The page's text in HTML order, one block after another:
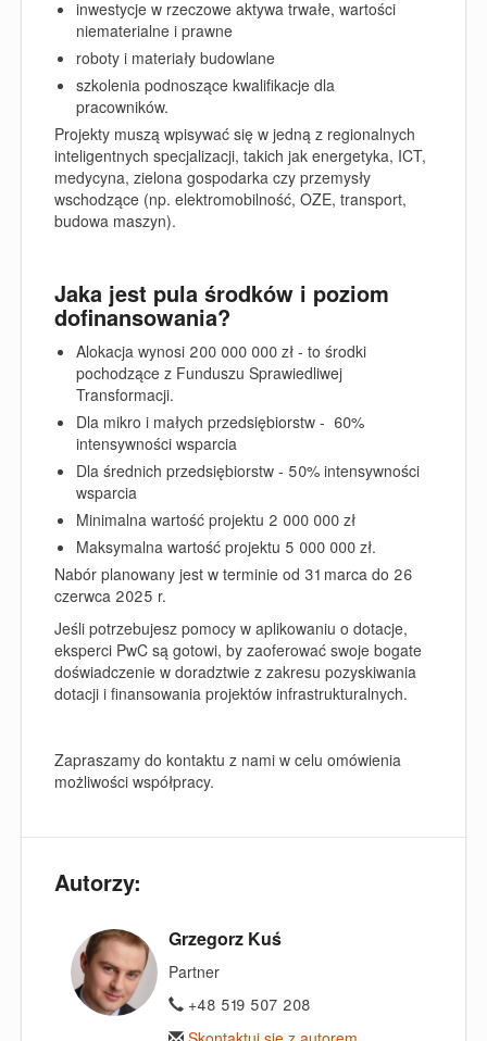
inwestycje w rzeczowe aktywa trwałe, wartości
niematerialne i prawne
roboty i materiały budowlane
szkolenia podnoszące kwalifikacje dla
pracowników.
Projekty muszą wpisywać się w jedną z regionalnych
inteligentnych specjalizacji, takich jak energetyka, ICT,
medycyna, zielona gospodarka czy przemysły
wschodzące (np. elektromobilność, OZE, transport,
budowa maszyn).
Jaka jest pula środków i poziom
dofinansowania?
Alokacja wynosi 200 000 000 zł - to środki
pochodzące z Funduszu Sprawiedliwej
Transformacji.
Dla mikro i małych przedsiębiorstw - 60%
intensywności wsparcia
Dla średnich przedsiębiorstw - 50% intensywności
wsparcia
Minimalna wartość projektu 2 000 000 zł
Maksymalna wartość projektu 5 000 000 zł.
Nabór planowany jest w terminie od 31 marca do 26
czerwca 2025 r.
Jeśli potrzebujesz pomocy w aplikowaniu o dotacje,
eksperci PwC są gotowi, by zaoferować swoje bogate
doświadczenie w doradztwie z zakresu pozyskiwania
dotacji i finansowania projektów infrastrukturalnych.
Zapraszamy do kontaktu z nami w celu omówienia
możliwości współpracy.
Autorzy:
Grzegorz Kuś
Partner
+48 519 507 208